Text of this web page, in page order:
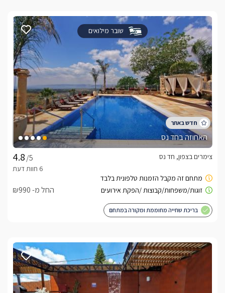
שובר מילואים
האחוזה בחד נס
/5
צימרים בצפון, חד נס
החל מ- ₪990
בריכת שחייה מחוממת ומקורה במתחם